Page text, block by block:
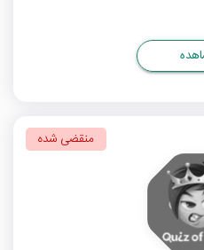
منقضی شده